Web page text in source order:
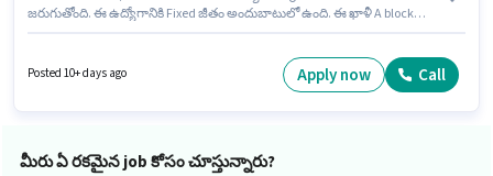
జరుగుతోంది. ఈ ఉద్యోగానికి Fixed జీతం అందుబాటులో ఉంది. ఈ ఖాళీ A block
చేసుకోవచ్చు. ఈ ఉద్యోగానికి ముఖ్యమైన డాక్యుమెంట్లు PAN Card, Aadhar Card,
2-Wheeler Driving Licence, Bank Account అవసరం.
Posted 10+ days ago Apply now Call
మీరు ఏ రకమైన job కోసం చూస్తున్నారు?